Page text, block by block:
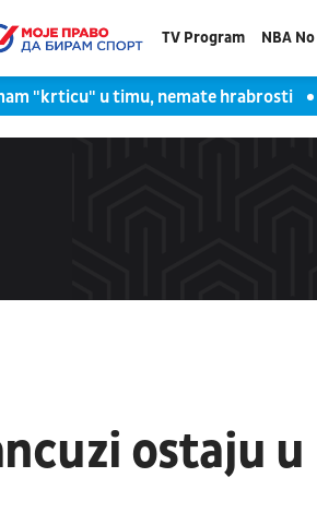
TV Program NBA
"krticu" u timu, nemate hrabrosti
ostaju u